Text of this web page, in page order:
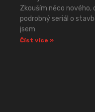
Zkouším něco nového,
podrobný seriál o
jsem
Číst více »